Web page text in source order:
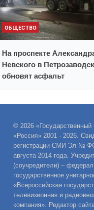
ОБЩЕСТВО
На проспекте
Невского в
обновят асфальт
© 2026 «Государственный
«Россия» 2001 - 2026.
регистрации СМИ Эл №
августа 2014 года.
(соучредители) –
государственное
«Всероссийская
телевизионная и
компания». Редактор